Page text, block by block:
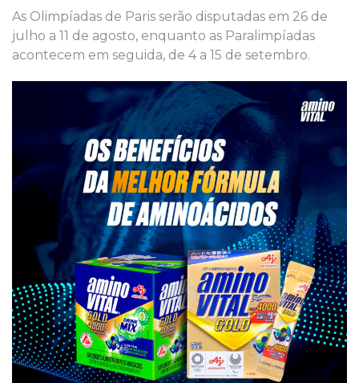
As Olimpíadas de Paris serão disputadas em 26 de
julho a 11 de agosto, enquanto as Paralimpíadas
acontecem em seguida, de 4 a 15 de setembro.